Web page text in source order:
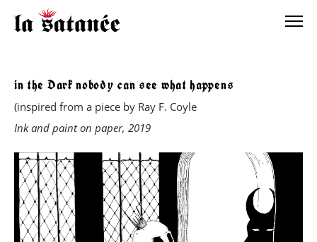
in the Dark nobody can see what happens
(inspired from a piece by Ray F. Coyle
Ink and paint on paper, 2019